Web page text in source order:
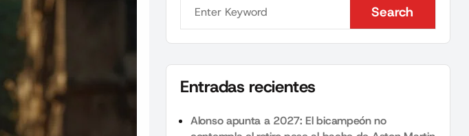
Search
Search
Entradas recientes
Alonso apunta a 2027: El bicampeón no